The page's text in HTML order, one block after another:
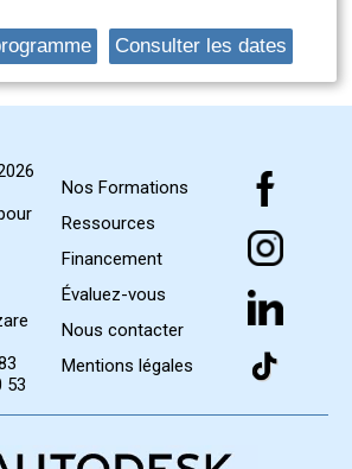
Consulter les dates
53
Nos Formations
Ressources
Financement
Évaluez-vous
Nous contacter
Mentions légales